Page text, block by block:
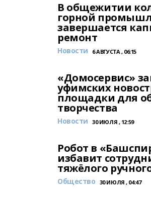
В общежитии
горной
завершается
ремонт
Новости 6 АВГУСТА , 06:15
«Домосервис»
уфимских
площадки для
творчества
Новости 30 ИЮЛЯ , 12:59
Робот в
избавит
тяжёлого
Общество 30 ИЮЛЯ , 04:47